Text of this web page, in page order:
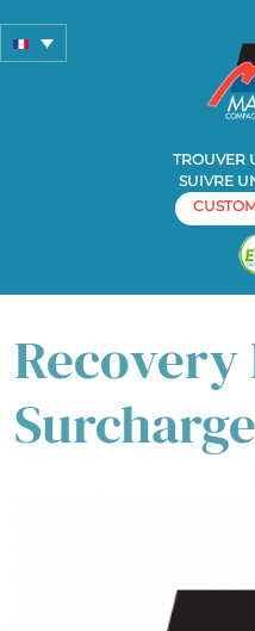
TROUVER
SUIVRE
Tarifs & surcharges
Surcharge